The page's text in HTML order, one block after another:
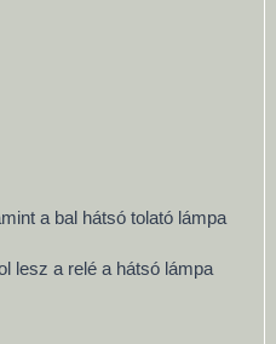
a bal hátsó tolató lámpa
lesz a relé a hátsó lámpa